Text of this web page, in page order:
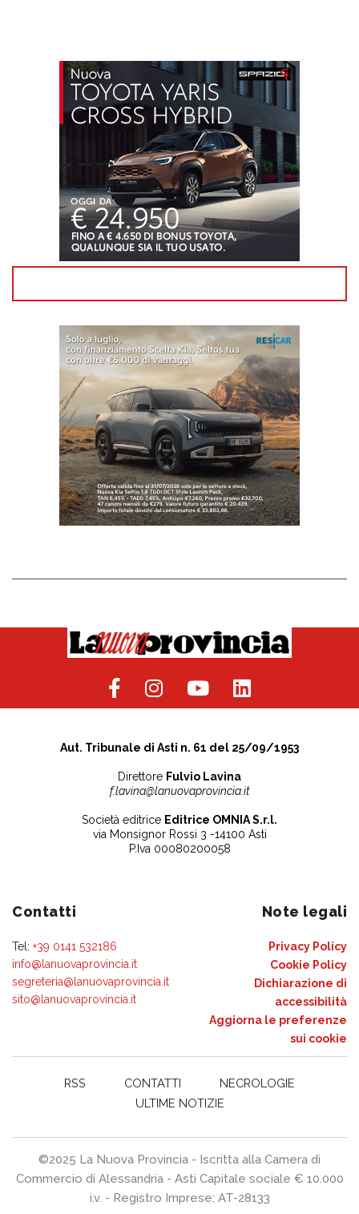
Aut. Tribunale di Asti n. 61 del 25/09/1953
Direttore Fulvio Lavina
f.lavina@lanuovaprovincia.it
Società editrice Editrice OMNIA S.r.l.
via Monsignor Rossi 3 -14100 Asti
P.Iva 00080200058
Contatti
Tel: +39 0141 532186
info@lanuovaprovincia.it
segreteria@lanuovaprovincia.it
sito@lanuovaprovincia.it
Note legali
Privacy Policy
Cookie Policy
Dichiarazione di
accessibilità
Aggiorna le preferenze
sui cookie
RSS CONTATTI
NECROLOGIE
ULTIME NOTIZIE
©2025 La Nuova Provincia - Iscritta alla Camera di
Commercio di Alessandria - Asti Capitale sociale € 10.000
i.v. - Registro Imprese: AT-28133